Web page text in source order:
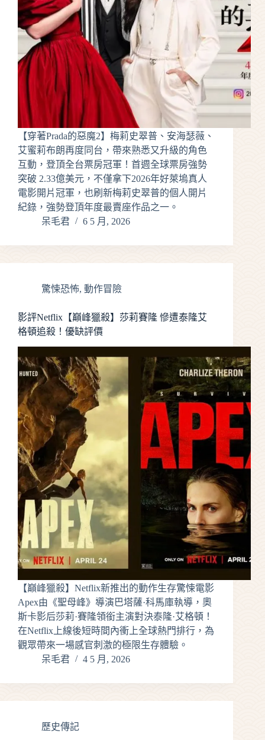
【穿著Prada的惡魔2】梅莉史翠普、安海瑟薇、
艾蜜莉布朗再度同台，帶來熟悉又升級的角色
互動，登頂全台票房冠軍！首週全球票房強勢
突破 2.33億美元，不僅拿下2026年好萊塢真人
電影開片冠軍，也刷新梅莉史翠普的個人開片
紀錄，強勢登頂年度最賣座作品之一。
呆毛君
6 5 月, 2026
驚悚恐怖, 動作冒險
影評Netflix【巔峰獵殺】莎莉賽隆 慘遭泰隆艾
格頓追殺！優缺評價
【巔峰獵殺】Netflix新推出的動作生存驚悚電影
Apex由《聖母峰》導演巴塔薩·科馬庫執導，奧
斯卡影后莎莉·賽隆領銜主演對決泰隆·艾格頓！
在Netflix上線後短時間內衝上全球熱門排行，為
觀眾帶來一場感官刺激的極限生存體驗。
呆毛君
4 5 月, 2026
歷史傳記